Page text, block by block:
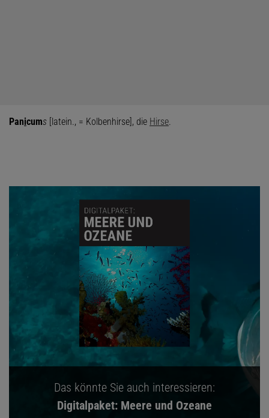
Panicums [latein., = Kolbenhirse], die Hirse.
Das könnte Sie auch interessieren:
Digitalpaket: Meere und Ozeane